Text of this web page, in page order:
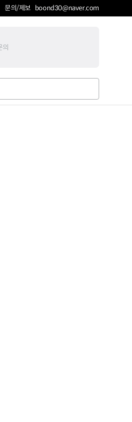
문의/제보 boond30@naver.com
의